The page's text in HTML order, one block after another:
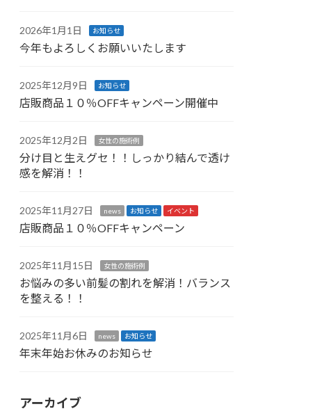
2026年1月1日 お知らせ
今年もよろしくお願いいたします
2025年12月9日 お知らせ
店販商品１０％OFFキャンペーン開催中
2025年12月2日 女性の施術例
分け目と生えグセ！！しっかり結んで透け
感を解消！！
2025年11月27日 news お知らせ イベント
店販商品１０％OFFキャンペーン
2025年11月15日 女性の施術例
お悩みの多い前髪の割れを解消！バランス
を整える！！
2025年11月6日 news お知らせ
年末年始お休みのお知らせ
アーカイブ